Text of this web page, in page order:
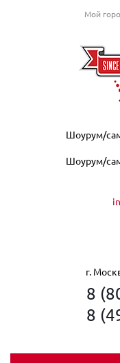
Мой
Шоурум/
Шоурум/
г.
8
8